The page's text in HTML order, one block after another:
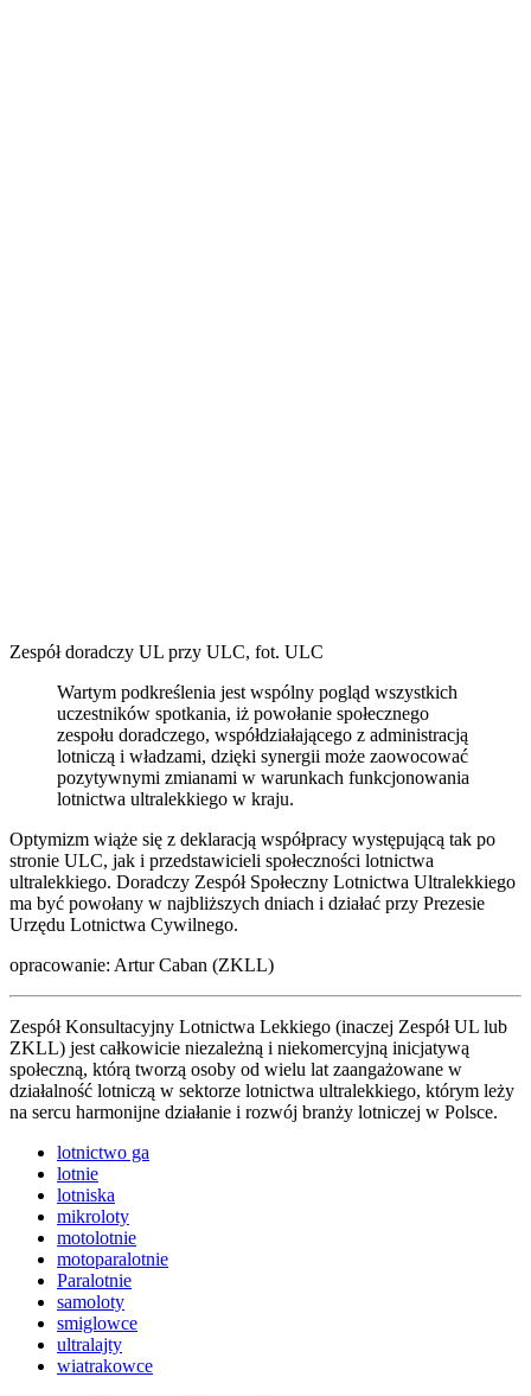
Zespół doradczy UL przy ULC, fot. ULC
Wartym podkreślenia jest wspólny pogląd wszystkich
uczestników spotkania, iż powołanie społecznego
zespołu doradczego, współdziałającego z administracją
lotniczą i władzami, dzięki synergii może zaowocować
pozytywnymi zmianami w warunkach funkcjonowania
lotnictwa ultralekkiego w kraju.
Optymizm wiąże się z deklaracją współpracy występującą tak po
stronie ULC, jak i przedstawicieli społeczności lotnictwa
ultralekkiego. Doradczy Zespół Społeczny Lotnictwa Ultralekkiego
ma być powołany w najbliższych dniach i działać przy Prezesie
Urzędu Lotnictwa Cywilnego.
opracowanie: Artur Caban (ZKLL)
Zespół Konsultacyjny Lotnictwa Lekkiego (inaczej Zespół UL lub
ZKLL) jest całkowicie niezależną i niekomercyjną inicjatywą
społeczną, którą tworzą osoby od wielu lat zaangażowane w
działalność lotniczą w sektorze lotnictwa ultralekkiego, którym leży
na sercu harmonijne działanie i rozwój branży lotniczej w Polsce.
lotnictwo ga
lotnie
lotniska
mikroloty
motolotnie
motoparalotnie
Paralotnie
samoloty
smiglowce
ultralajty
wiatrakowce